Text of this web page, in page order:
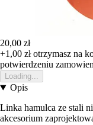
20,00 zł
+1,00 złotrzymasz na
potwierdzeniu
Loading...
Opis
Linka hamulca ze stali
akcesorium